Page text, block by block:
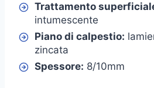
Trattamento
intumescente
Piano di calpestio:
zincata
Spessore: 8/10mm